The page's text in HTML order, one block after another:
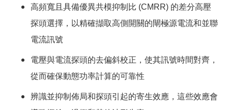
高頻寬且具備優異共模抑制比 (CMRR) 的差分高壓
探頭選擇，以精確擷取高側開關的閘極源電流和並聯
電流訊號
電壓與電流探頭的去偏斜校正，使其訊號時間對齊，
從而確保動態功率計算的可靠性
辨識並抑制佈局和探頭引起的寄生效應，這些效應會